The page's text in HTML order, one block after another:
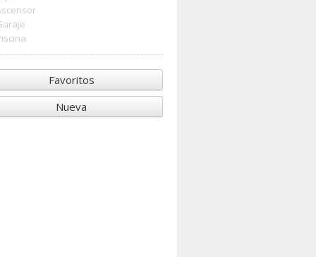
Favoritos
Nueva